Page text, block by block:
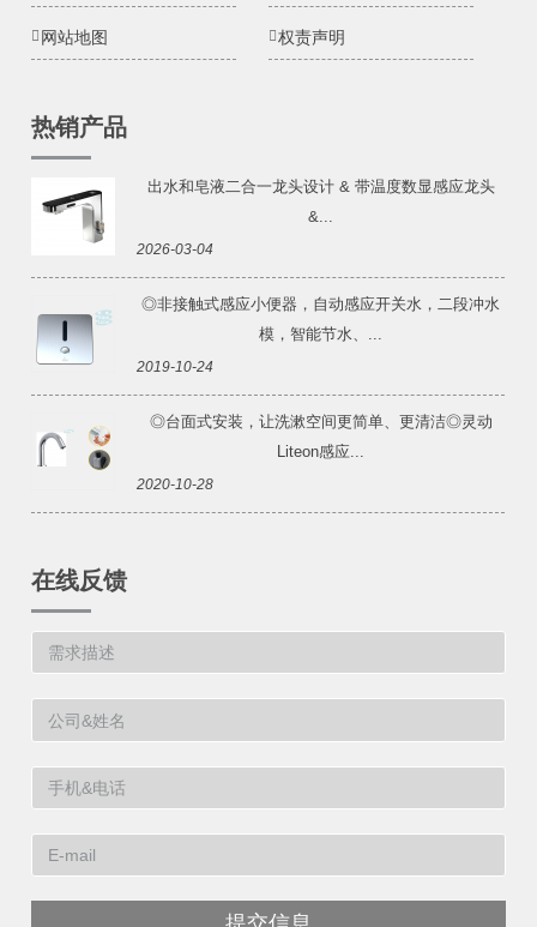
网站地图 权责声明
热销产品
出水和皂液二合一龙头设计 & 带温度数显感应龙头
&...
2026-03-04
◎非接触式感应小便器，自动感应开关水，二段冲水
模，智能节水、...
2019-10-24
◎台面式安装，让洗漱空间更简单、更清洁◎灵动
Liteon感应...
2020-10-28
在线反馈